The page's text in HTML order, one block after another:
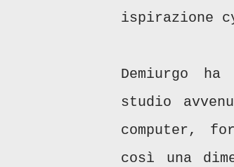
ispirazione
Demiurgo
studio
computer,
così una